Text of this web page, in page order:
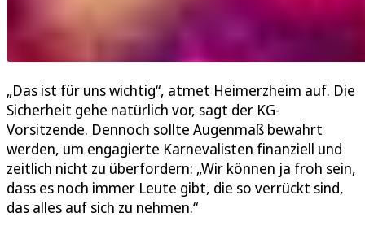
„Das ist für uns wichtig“, atmet Heimerzheim auf. Die
Sicherheit gehe natürlich vor, sagt der KG-
Vorsitzende. Dennoch sollte Augenmaß bewahrt
werden, um engagierte Karnevalisten finanziell und
zeitlich nicht zu überfordern: „Wir können ja froh sein,
dass es noch immer Leute gibt, die so verrückt sind,
das alles auf sich zu nehmen.“